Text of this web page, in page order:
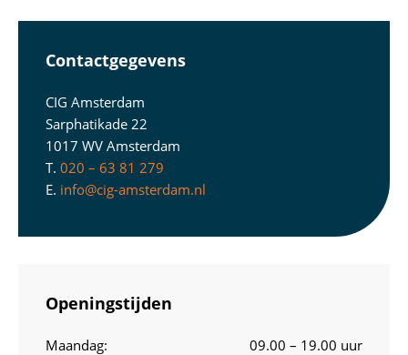
Contactgegevens
CIG Amsterdam
Sarphatikade 22
1017 WV Amsterdam
T. 020 – 63 81 279
E. info@cig-amsterdam.nl
Openingstijden
Maandag:
09.00 – 19.00 uur